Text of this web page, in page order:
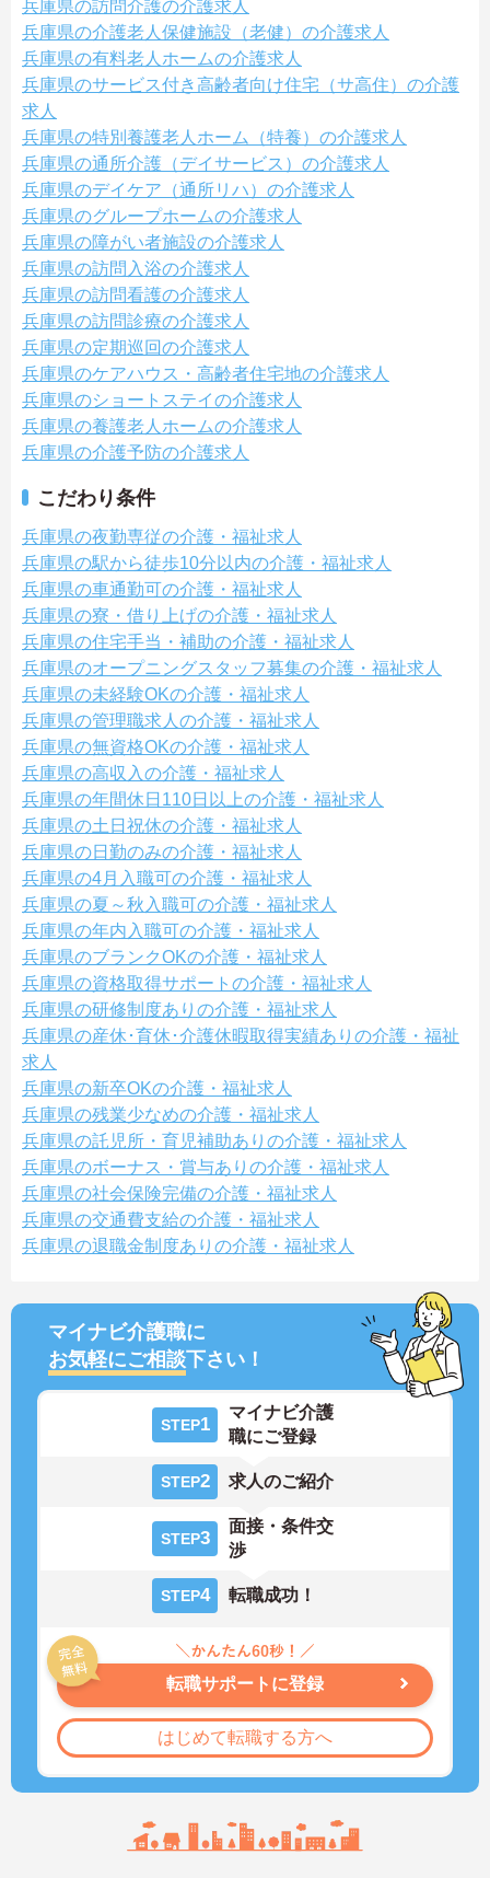
兵庫県の訪問介護の介護求人
兵庫県の介護老人保健施設（老健）の介護求人
兵庫県の有料老人ホームの介護求人
兵庫県のサービス付き高齢者向け住宅（サ高住）の介護
求人
兵庫県の特別養護老人ホーム（特養）の介護求人
兵庫県の通所介護（デイサービス）の介護求人
兵庫県のデイケア（通所リハ）の介護求人
兵庫県のグループホームの介護求人
兵庫県の障がい者施設の介護求人
兵庫県の訪問入浴の介護求人
兵庫県の訪問看護の介護求人
兵庫県の訪問診療の介護求人
兵庫県の定期巡回の介護求人
兵庫県のケアハウス・高齢者住宅地の介護求人
兵庫県のショートステイの介護求人
兵庫県の養護老人ホームの介護求人
兵庫県の介護予防の介護求人
こだわり条件
兵庫県の夜勤専従の介護・福祉求人
兵庫県の駅から徒歩10分以内の介護・福祉求人
兵庫県の車通勤可の介護・福祉求人
兵庫県の寮・借り上げの介護・福祉求人
兵庫県の住宅手当・補助の介護・福祉求人
兵庫県のオープニングスタッフ募集の介護・福祉求人
兵庫県の未経験OKの介護・福祉求人
兵庫県の管理職求人の介護・福祉求人
兵庫県の無資格OKの介護・福祉求人
兵庫県の高収入の介護・福祉求人
兵庫県の年間休日110日以上の介護・福祉求人
兵庫県の土日祝休の介護・福祉求人
兵庫県の日勤のみの介護・福祉求人
兵庫県の4月入職可の介護・福祉求人
兵庫県の夏～秋入職可の介護・福祉求人
兵庫県の年内入職可の介護・福祉求人
兵庫県のブランクOKの介護・福祉求人
兵庫県の資格取得サポートの介護・福祉求人
兵庫県の研修制度ありの介護・福祉求人
兵庫県の産休･育休･介護休暇取得実績ありの介護・福祉
求人
兵庫県の新卒OKの介護・福祉求人
兵庫県の残業少なめの介護・福祉求人
兵庫県の託児所・育児補助ありの介護・福祉求人
兵庫県のボーナス・賞与ありの介護・福祉求人
兵庫県の社会保険完備の介護・福祉求人
兵庫県の交通費支給の介護・福祉求人
兵庫県の退職金制度ありの介護・福祉求人
マイナビ介護職に
お気軽にご相談下さい！
STEP1
マイナビ介護
職にご登録
STEP2 求人のご紹介
STEP3
面接・条件交
渉
STEP4 転職成功！
転職サポートに登録
はじめて転職する方へ